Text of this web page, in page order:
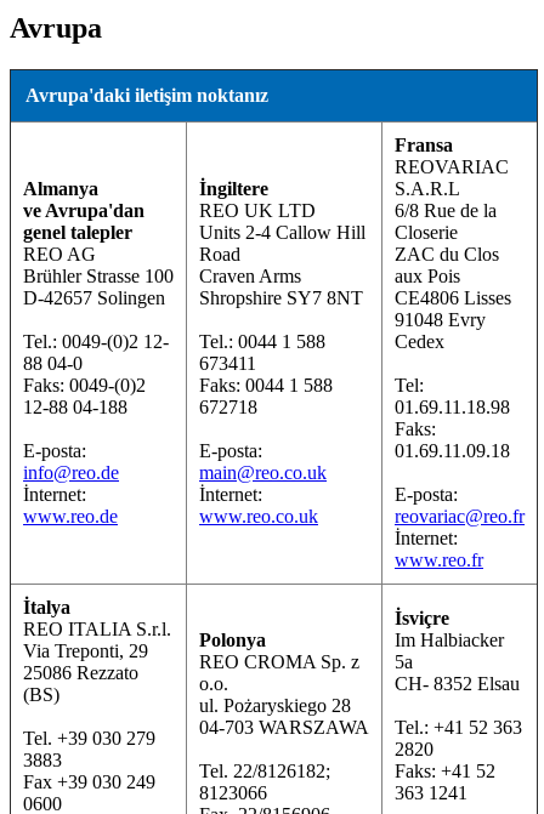
Avrupa
Avrupa'daki iletişim noktanız
Almanya
ve Avrupa'dan
genel talepler
REO AG
Brühler Strasse 100
D-42657 Solingen
Tel.: 0049-(0)2 12-
88 04-0
Faks: 0049-(0)2
12-88 04-188
E-posta:
info@reo.de
İnternet:
www.reo.de
İngiltere
REO UK LTD
Units 2-4 Callow Hill
Road
Craven Arms
Shropshire SY7 8NT
Tel.: 0044 1 588
673411
Faks: 0044 1 588
672718
E-posta:
main@reo.co.uk
İnternet:
www.reo.co.uk
Fransa
REOVARIAC
S.A.R.L
6/8 Rue de la
Closerie
ZAC du Clos
aux Pois
CE4806 Lisses
91048 Evry
Cedex
Tel:
01.69.11.18.98
Faks:
01.69.11.09.18
E-posta:
reovariac@reo.fr
İnternet:
www.reo.fr
İtalya
REO ITALIA S.r.l.
Via Treponti, 29
25086 Rezzato
(BS)
Tel. +39 030 279
3883
Fax +39 030 249
0600
Polonya
REO CROMA Sp. z
o.o.
ul. Pożaryskiego 28
04-703 WARSZAWA
Tel. 22/8126182;
8123066
İsviçre
Im Halbiacker
5a
CH- 8352 Elsau
Tel.: +41 52 363
2820
Faks: +41 52
363 1241